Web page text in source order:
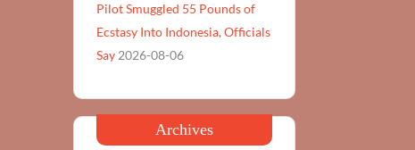
Pilot Smuggled 55 Pounds of
Ecstasy Into Indonesia, Officials
Say 2026-08-06
Archives